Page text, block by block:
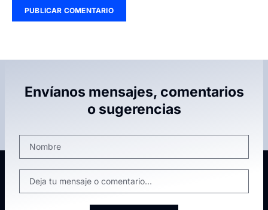
Envíanos mensajes, comentarios
o sugerencias